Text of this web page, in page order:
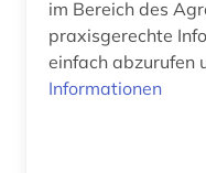
datanbank (1)
daten (2)
im Bereich des
praxisgerechte
einfach abzurufen
Informationen